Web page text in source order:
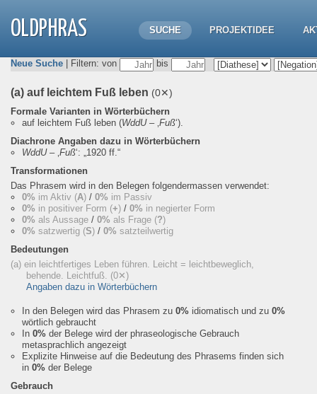
OLDPHRAS SUCHE PROJEKTIDEE
Neue Suche | Filtern: von bis
(a) auf leichtem Fuß leben (0✕)
Formale Varianten in Wörterbüchern
auf leichtem Fuß leben (WddU– ‚Fuß‘).
Diachrone Angaben dazu in Wörterbüchern
WddU– ‚Fuß‘: „1920 ff.“
Transformationen
Das Phrasem wird in den Belegen folgendermassen verwendet:
0% im Aktiv (A) / 0% im Passiv
0% in positiver Form (+) / 0% in negierter Form
0% als Aussage / 0% als Frage (?)
0% satzwertig (S) / 0% satzteilwertig
Bedeutungen
(a) ein leichtfertiges Leben führen. Leicht = leichtbeweglich,
behende. Leichtfuß. (0✕)
Angaben dazu in Wörterbüchern
In den Belegen wird das Phrasem zu 0% idiomatisch und zu 0%
wörtlich gebraucht
In 0% der Belege wird der phraseologische Gebrauch
metasprachlich angezeigt
Explizite Hinweise auf die Bedeutung des Phrasems finden sich
in 0% der Belege
Gebrauch